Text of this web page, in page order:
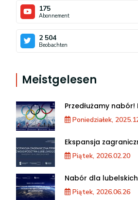
175
Abonnement
2 504
Beobachten
Meistgelesen
Przedłużamy nabór!
podczas XXV
Olimpijskich we
Poniedziałek,
Ekspansja
województwa
dla MŚP
Piątek, 2026.02.20
Nabór dla lubelskich
Piątek, 2026.06.26